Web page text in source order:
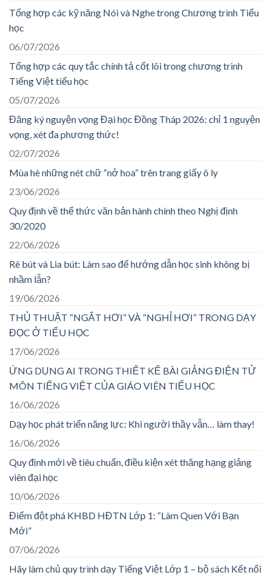
Tổng hợp các kỹ năng Nói và Nghe trong Chương trình Tiểu
học
06/07/2026
Tổng hợp các quy tắc chính tả cốt lõi trong chương trình
Tiếng Việt tiểu học
05/07/2026
Đăng ký nguyện vọng Đại học Đồng Tháp 2026: chỉ 1 nguyện
vọng, xét đa phương thức!
02/07/2026
Mùa hè những nét chữ “nở hoa” trên trang giấy ô ly
23/06/2026
Quy định về thể thức văn bản hành chính theo Nghị định
30/2020
22/06/2026
Rê bút và Lia bút: Làm sao để hướng dẫn học sinh không bị
nhầm lẫn?
19/06/2026
THỦ THUẬT “NGẮT HƠI” VÀ “NGHỈ HƠI” TRONG DẠY
ĐỌC Ở TIỂU HỌC
17/06/2026
ỨNG DỤNG AI TRONG THIẾT KẾ BÀI GIẢNG ĐIỆN TỬ
MÔN TIẾNG VIỆT CỦA GIÁO VIÊN TIỂU HỌC
16/06/2026
Dạy học phát triển năng lực: Khi người thầy vẫn… làm thay!
16/06/2026
Quy định mới về tiêu chuẩn, điều kiện xét thăng hạng giảng
viên đại học
10/06/2026
Điểm đột phá KHBD HĐTN Lớp 1: “Làm Quen Với Bạn
Mới”
07/06/2026
Hãy làm chủ quy trình dạy Tiếng Việt Lớp 1 – bộ sách Kết nối